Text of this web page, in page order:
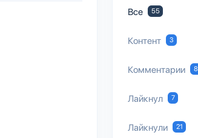
Все 55
Контент 3
Комментарии 8
Лайкнул 7
Лайкнули 21